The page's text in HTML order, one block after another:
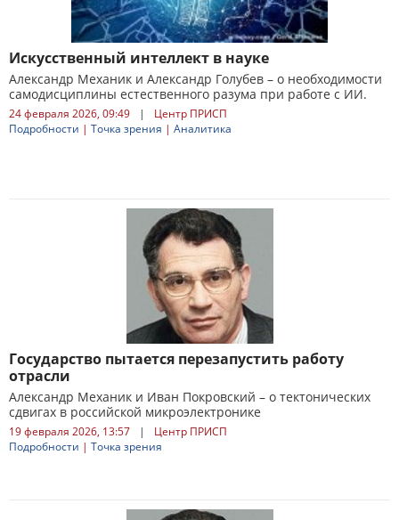
Искусственный интеллект в науке
Александр Механик и Александр Голубев – о необходимости
самодисциплины естественного разума при работе с ИИ.
24 февраля 2026, 09:49 |
Центр ПРИСП
Подробности | Точка зрения | Аналитика
Государство пытается перезапустить работу
отрасли
Александр Механик и Иван Покровский – о тектонических
сдвигах в российской микроэлектронике
19 февраля 2026, 13:57 |
Центр ПРИСП
Подробности | Точка зрения